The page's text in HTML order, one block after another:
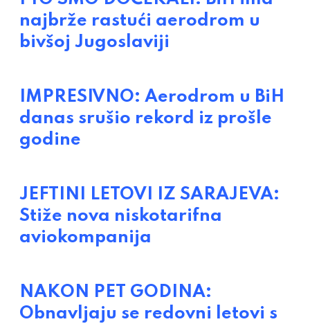
najbrže rastući aerodrom u
bivšoj Jugoslaviji
IMPRESIVNO: Aerodrom u BiH
danas srušio rekord iz prošle
godine
JEFTINI LETOVI IZ SARAJEVA:
Stiže nova niskotarifna
aviokompanija
NAKON PET GODINA:
Obnavljaju se redovni letovi s